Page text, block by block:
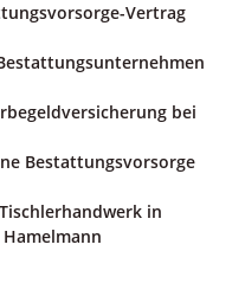
Vertrag
bei
Bestattungsvorsorge
in